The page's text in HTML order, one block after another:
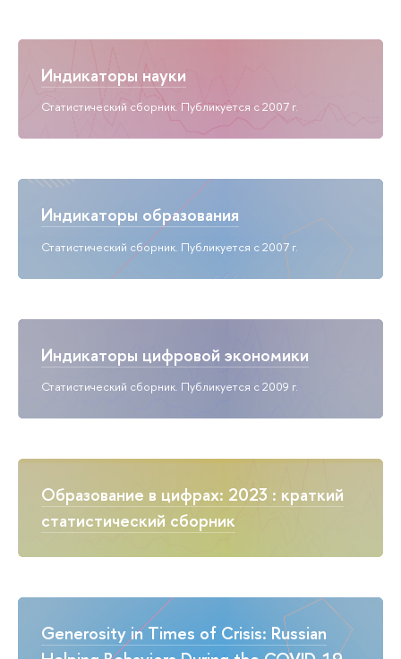
Индикаторы науки
Статистический сборник. Публикуется с 2007 г.
Индикаторы образования
Статистический сборник. Публикуется с 2007 г.
Индикаторы цифровой экономики
Статистический сборник. Публикуется с 2009 г.
Образование в цифрах: 2023 : краткий
статистический сборник
Generosity in Times of Crisis: Russian